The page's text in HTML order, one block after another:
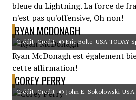
bleue du Lightning. La force de
n'est pas qu'offensive, Oh non!
RYAN MCDONAGH
Crédit: Credit: © Eric Bolte-USA TODAY
Ryan McDonagh est également
cette affirmation!
COREY PERRY
Crédit: Credit: © John E. Sokolowski-USA